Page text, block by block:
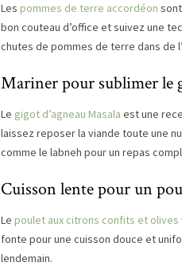
Les pommes de terre accordéon
bon couteau d’office et suivez une
chutes de pommes de terre dans de
Mariner pour sublimer le
Le gigot d’agneau Masala est une
laissez reposer la viande toute une
comme le labneh pour un repas
Cuisson lente pour un
Le poulet aux citrons confits et
fonte pour une cuisson douce et
lendemain.